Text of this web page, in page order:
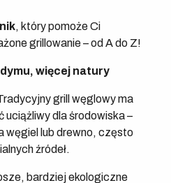
, który pomoże Ci
grillowanie – od A do Z!
więcej natury
grill węglowy ma
uciążliwy dla środowiska –
węgiel lub drewno, często
źródeł.
bardziej ekologiczne